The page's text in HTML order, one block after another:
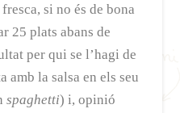
si no és de bona
25 plats abans de
per qui se l’hagi de
amb la salsa en els seu
spaghetti) i, opinió